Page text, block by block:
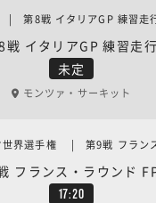
未定
戦 イタリアGP 練習走行
第8戦 イタリアGP 練習走
モンツァ・サーキット
17:20
フランス・ラウンド
世界選手権 | 第9戦 フラン